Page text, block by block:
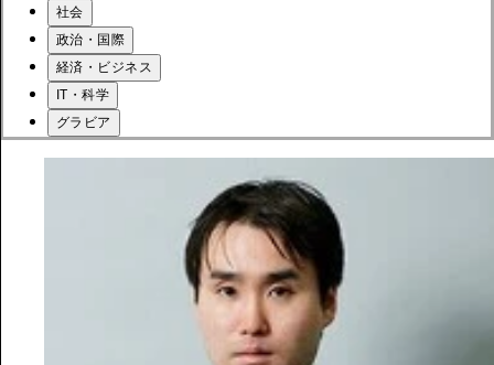
社会
政治・国際
経済・ビジネス
IT・科学
グラビア